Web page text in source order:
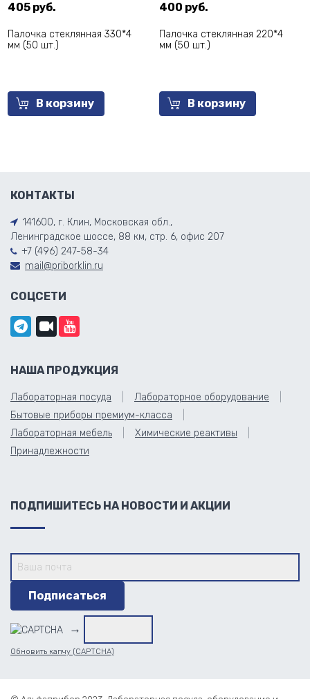
405 руб.
Палочка стеклянная 330*4
мм (50 шт.)
В корзину
400 руб.
Палочка стеклянная 220*4
мм (50 шт.)
В корзину
КОНТАКТЫ
141600, г. Клин, Московская обл.,
Ленинградское шоссе, 88 км, стр. 6, офис 207
+7 (496) 247-58-34
mail@priborklin.ru
СОЦСЕТИ
НАША ПРОДУКЦИЯ
Лабораторная посуда
Лабораторное оборудование
Бытовые приборы премиум-класса
Лабораторная мебель
Химические реактивы
Принадлежности
ПОДПИШИТЕСЬ НА НОВОСТИ И АКЦИИ
→
Обновить капчу (CAPTCHA)